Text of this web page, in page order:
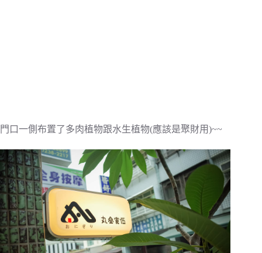
門口一側布置了多肉植物跟水生植物(應該是聚財用)~~